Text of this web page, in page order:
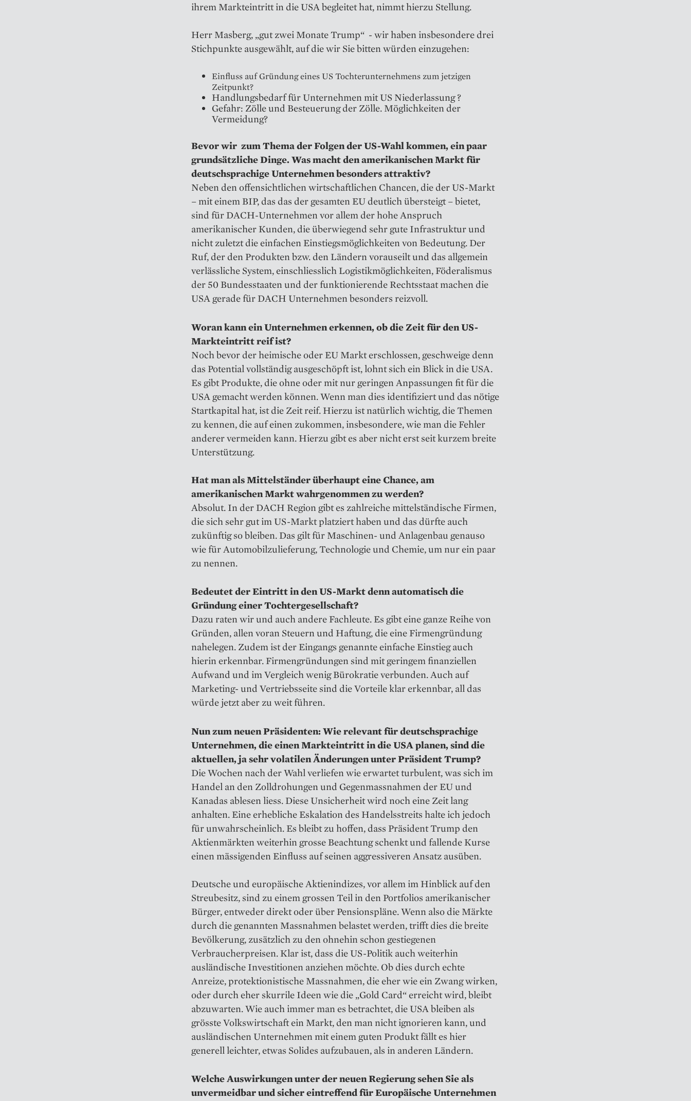
ihrem Markteintritt in die USA begleitet hat, nimmt hierzu Stellung.
Herr Masberg, „gut zwei Monate Trump“ - wir haben insbesondere drei
Stichpunkte ausgewählt, auf die wir Sie bitten würden einzugehen:
Einfluss auf Gründung eines US Tochterunternehmens zum jetzigen
Zeitpunkt?
Handlungsbedarf für Unternehmen mit US Niederlassung ?
Gefahr: Zölle und Besteuerung der Zölle. Möglichkeiten der
Vermeidung?
Bevor wir zum Thema der Folgen der US-Wahl kommen, ein paar
grundsätzliche Dinge. Was macht den amerikanischen Markt für
deutschsprachige Unternehmen besonders attraktiv?
Neben den offensichtlichen wirtschaftlichen Chancen, die der US-Markt
– mit einem BIP, das das der gesamten EU deutlich übersteigt – bietet,
sind für DACH-Unternehmen vor allem der hohe Anspruch
amerikanischer Kunden, die überwiegend sehr gute Infrastruktur und
nicht zuletzt die einfachen Einstiegsmöglichkeiten von Bedeutung. Der
Ruf, der den Produkten bzw. den Ländern vorauseilt und das allgemein
verlässliche System, einschliesslich Logistikmöglichkeiten, Föderalismus
der 50 Bundesstaaten und der funktionierende Rechtsstaat machen die
USA gerade für DACH Unternehmen besonders reizvoll.
Woran kann ein Unternehmen erkennen, ob die Zeit für den US-
Markteintritt reif ist?
Noch bevor der heimische oder EU Markt erschlossen, geschweige denn
das Potential vollständig ausgeschöpft ist, lohnt sich ein Blick in die USA.
Es gibt Produkte, die ohne oder mit nur geringen Anpassungen fit für die
USA gemacht werden können. Wenn man dies identifiziert und das nötige
Startkapital hat, ist die Zeit reif. Hierzu ist natürlich wichtig, die Themen
zu kennen, die auf einen zukommen, insbesondere, wie man die Fehler
anderer vermeiden kann. Hierzu gibt es aber nicht erst seit kurzem breite
Unterstützung.
Hat man als Mittelständer überhaupt eine Chance, am
amerikanischen Markt wahrgenommen zu werden?
Absolut. In der DACH Region gibt es zahlreiche mittelständische Firmen,
die sich sehr gut im US-Markt platziert haben und das dürfte auch
zukünftig so bleiben. Das gilt für Maschinen- und Anlagenbau genauso
wie für Automobilzulieferung, Technologie und Chemie, um nur ein paar
zu nennen.
Bedeutet der Eintritt in den US-Markt denn automatisch die
Gründung einer Tochtergesellschaft?
Dazu raten wir und auch andere Fachleute. Es gibt eine ganze Reihe von
Gründen, allen voran Steuern und Haftung, die eine Firmengründung
nahelegen. Zudem ist der Eingangs genannte einfache Einstieg auch
hierin erkennbar. Firmengründungen sind mit geringem finanziellen
Aufwand und im Vergleich wenig Bürokratie verbunden. Auch auf
Marketing- und Vertriebsseite sind die Vorteile klar erkennbar, all das
würde jetzt aber zu weit führen.
Nun zum neuen Präsidenten: Wie relevant für deutschsprachige
Unternehmen, die einen Markteintritt in die USA planen, sind die
aktuellen, ja sehr volatilen Änderungen unter Präsident Trump?
Die Wochen nach der Wahl verliefen wie erwartet turbulent, was sich im
Handel an den Zolldrohungen und Gegenmassnahmen der EU und
Kanadas ablesen liess. Diese Unsicherheit wird noch eine Zeit lang
anhalten. Eine erhebliche Eskalation des Handelsstreits halte ich jedoch
für unwahrscheinlich. Es bleibt zu hoffen, dass Präsident Trump den
Aktienmärkten weiterhin grosse Beachtung schenkt und fallende Kurse
einen mässigenden Einfluss auf seinen aggressiveren Ansatz ausüben.
Deutsche und europäische Aktienindizes, vor allem im Hinblick auf den
Streubesitz, sind zu einem grossen Teil in den Portfolios amerikanischer
Bürger, entweder direkt oder über Pensionspläne. Wenn also die Märkte
durch die genannten Massnahmen belastet werden, trifft dies die breite
Bevölkerung, zusätzlich zu den ohnehin schon gestiegenen
Verbraucherpreisen. Klar ist, dass die US-Politik auch weiterhin
ausländische Investitionen anziehen möchte. Ob dies durch echte
Anreize, protektionistische Massnahmen, die eher wie ein Zwang wirken,
oder durch eher skurrile Ideen wie die „Gold Card“ erreicht wird, bleibt
abzuwarten. Wie auch immer man es betrachtet, die USA bleiben als
grösste Volkswirtschaft ein Markt, den man nicht ignorieren kann, und
ausländischen Unternehmen mit einem guten Produkt fällt es hier
generell leichter, etwas Solides aufzubauen, als in anderen Ländern.
Welche Auswirkungen unter der neuen Regierung sehen Sie als
unvermeidbar und sicher eintreffend für Europäische Unternehmen